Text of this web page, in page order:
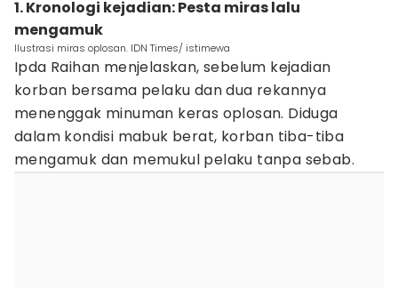
1. Kronologi kejadian: Pesta miras lalu
mengamuk
Ilustrasi miras oplosan. IDN Times/ istimewa
Ipda Raihan menjelaskan, sebelum kejadian
korban bersama pelaku dan dua rekannya
menenggak minuman keras oplosan. Diduga
dalam kondisi mabuk berat, korban tiba-tiba
mengamuk dan memukul pelaku tanpa sebab.